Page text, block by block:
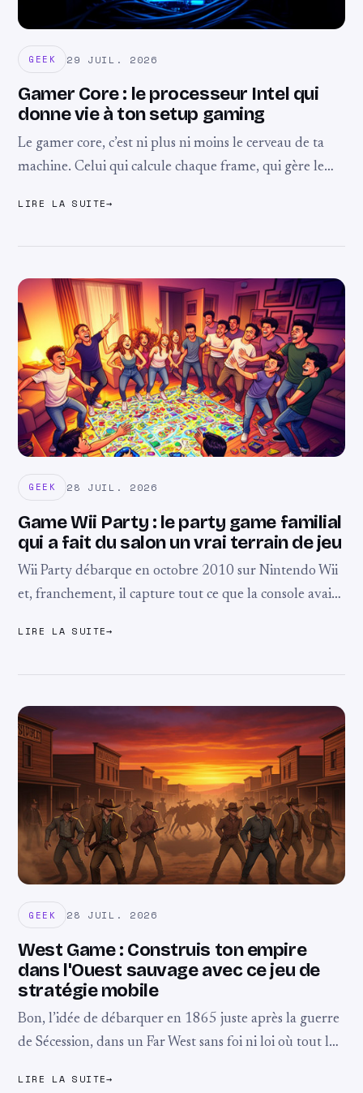
GEEK 29 JUIL. 2026
Gamer Core : le processeur Intel qui
donne vie à ton setup gaming
Le gamer core, c’est ni plus ni moins le cerveau de ta
machine. Celui qui calcule chaque frame, qui gère le
LIRE LA SUITE→
GEEK 28 JUIL. 2026
Game Wii Party : le party game familial
qui a fait du salon un vrai terrain de jeu
Wii Party débarque en octobre 2010 sur Nintendo Wii
et, franchement, il capture tout ce que la console avait
LIRE LA SUITE→
GEEK 28 JUIL. 2026
West Game : Construis ton empire
dans l'Ouest sauvage avec ce jeu de
stratégie mobile
Bon, l’idée de débarquer en 1865 juste après la guerre
de Sécession, dans un Far West sans foi ni loi où tout le
LIRE LA SUITE→